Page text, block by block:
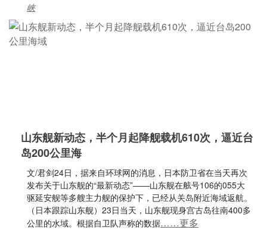
峡
山东舰新动态，半个月起降舰载机610次，逼近台
岛200公里海
文/君剑24日，据来自环球网的消息，日本防卫省在当天再次
发布关于山东舰的“最新动态”——山东舰在舷号106的055大
驱延安舰等多艘主力舰的保护下，已经从关岛附近海域返航。
（日本跟踪山东舰）23日当天，山东舰现身宫古岛往南400多
公里的水域。根据自卫队声称的数据……更多